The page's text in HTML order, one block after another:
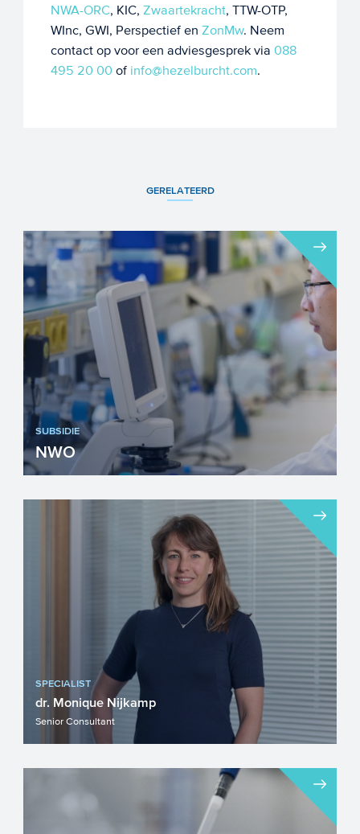
NWA-ORC, KIC, Zwaartekracht, TTW-OTP,
WInc, GWI, Perspectief en ZonMw. Neem
contact op voor een adviesgesprek via 088
495 20 00 of info@hezelburcht.com.
GERELATEERD
SUBSIDIE
NWO
De Nederlandse organisatie voor
Wetenschappelijk Onderzoek (NWO)
financiert wetenschappelijk onderzo...
SPECIALIST
dr. Monique Nijkamp
Senior Consultant